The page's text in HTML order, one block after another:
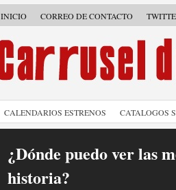
INICIO CORREO DE CONTACTO
CALENDARIOS ESTRENOS CATALOGOS
¿Dónde puedo ver las
historia?